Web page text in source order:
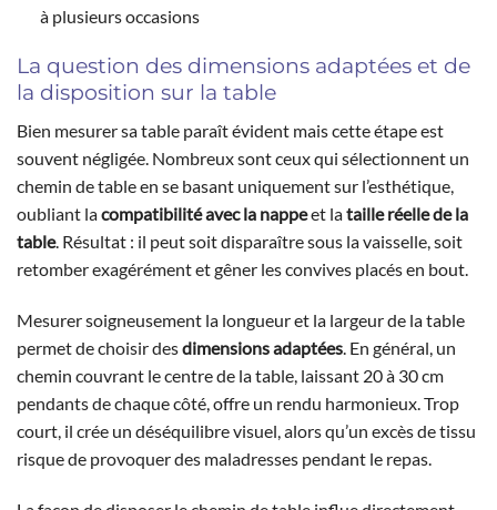
à plusieurs occasions
La question des dimensions adaptées et de
la disposition sur la table
Bien mesurer sa table paraît évident mais cette étape est
souvent négligée. Nombreux sont ceux qui sélectionnent un
chemin de table en se basant uniquement sur l’esthétique,
oubliant lacompatibilité avec la nappeet lataille réelle de la
table. Résultat : il peut soit disparaître sous la vaisselle, soit
retomber exagérément et gêner les convives placés en bout.
Mesurer soigneusement la longueur et la largeur de la table
permet de choisir desdimensions adaptées. En général, un
chemin couvrant le centre de la table, laissant 20 à 30 cm
pendants de chaque côté, offre un rendu harmonieux. Trop
court, il crée un déséquilibre visuel, alors qu’un excès de tissu
risque de provoquer des maladresses pendant le repas.